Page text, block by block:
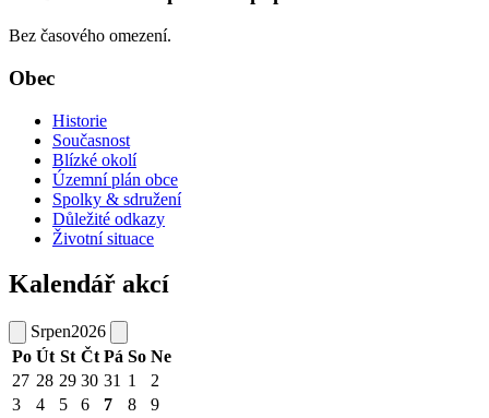
Bez časového omezení.
Obec
Historie
Současnost
Blízké okolí
Územní plán obce
Spolky & sdružení
Důležité odkazy
Životní situace
Kalendář akcí
Srpen2026
Po Út St Čt Pá So Ne
27 28 29 30 31 1
2
3
4 5 6 7 8
9